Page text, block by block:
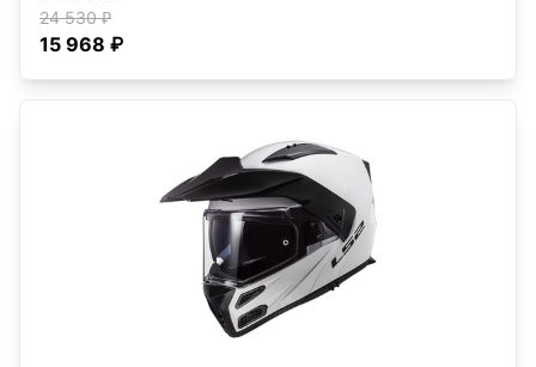
24 530 ₽
15 968 ₽